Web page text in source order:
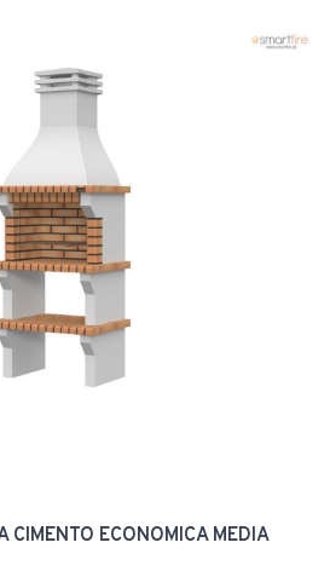
CIMENTO ECONOMICA MÉDIA